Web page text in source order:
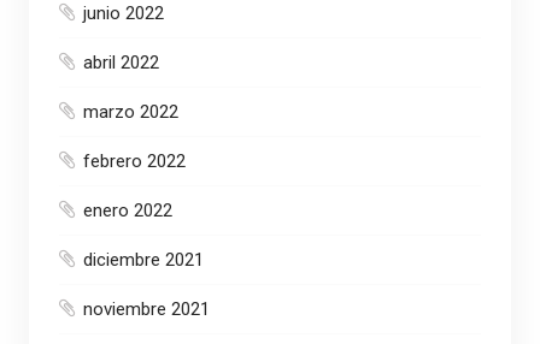
junio 2022
abril 2022
marzo 2022
febrero 2022
enero 2022
diciembre 2021
noviembre 2021